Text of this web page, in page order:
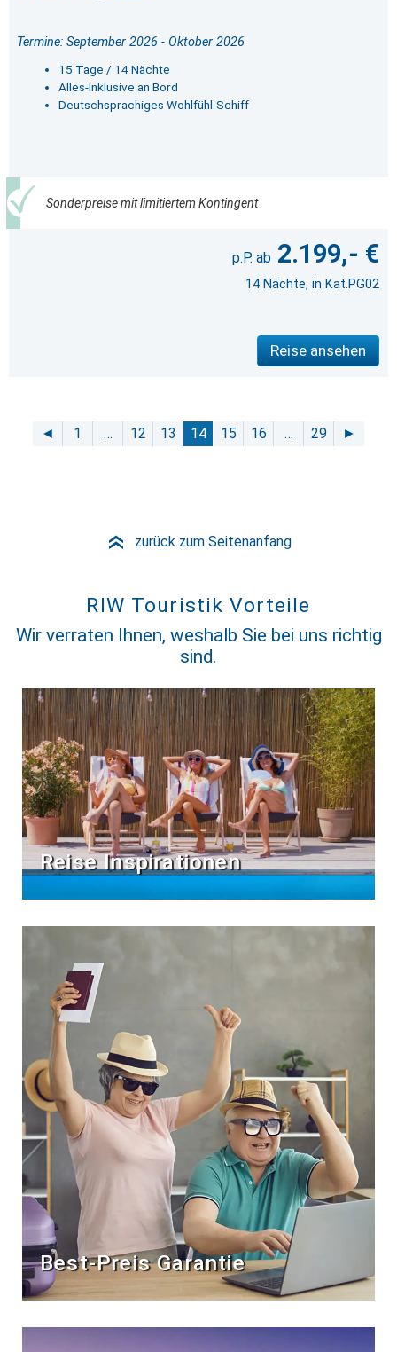
Termine: September 2026 - Oktober 2026
15 Tage / 14 Nächte
Alles-Inklusive an Bord
Deutschsprachiges Wohlfühl-Schiff
Sonderpreise mit limitiertem Kontingent
2.199,- €
14 Nächte, in Kat.PG02
Reise ansehen
◄ 1 … 12 13 14 15 16 … 29 ►
» zurück zum Seitenanfang
RIW Touristik Vorteile
Wir verraten Ihnen, weshalb Sie bei uns richtig
sind.
Reise Inspirationen
Best-Preis Garantie